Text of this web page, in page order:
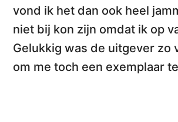
vond ik het dan ook heel
niet bij kon zijn omdat ik op
Gelukkig was de uitgever zo
om me toch een exemplaar